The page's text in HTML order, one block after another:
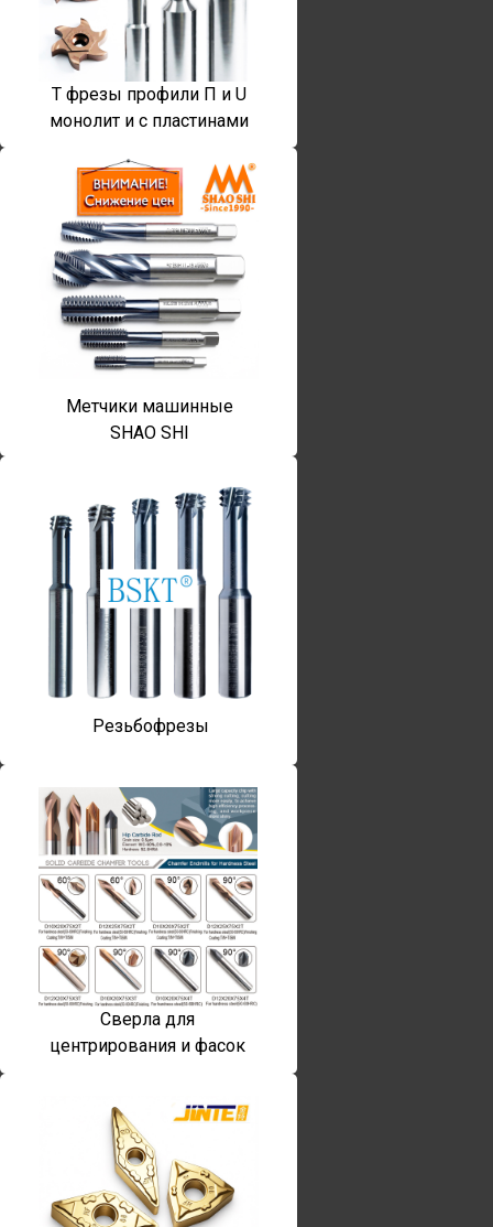
T фрезы профили П и U
монолит и с пластинами
Метчики машинные
SHAO SHI
Резьбофрезы
Сверла для
центрирования и фасок